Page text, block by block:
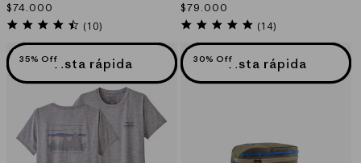
Precio
habitual
$74.000
4.6
star
(10)
Precio
habitual
$79.000
4.9
star
(14)
35% OffVista rápida 30% OffVista rápida